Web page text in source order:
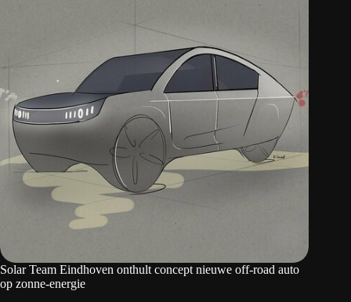
Solar Team Eindhoven onthult concept nieuwe off-road auto
op zonne-energie